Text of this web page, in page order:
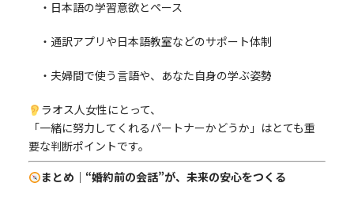
・日本語の学習意欲とペース
・通訳アプリや日本語教室などのサポート体制
・夫婦間で使う言語や、あなた自身の学ぶ姿勢
ラオス人女性にとって、
「一緒に努力してくれるパートナーかどうか」はとても重
要な判断ポイントです。
まとめ｜“婚約前の会話”が、未来の安心をつくる